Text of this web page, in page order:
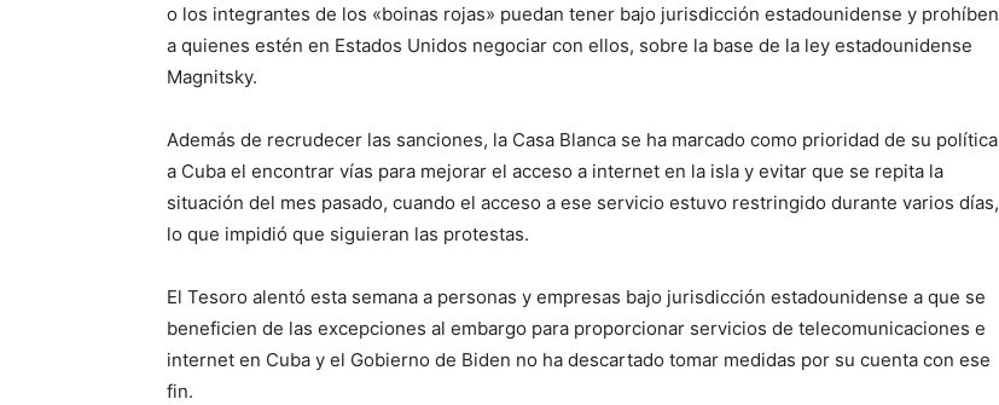
o los integrantes de los «boinas rojas» puedan tener bajo jurisdicción estadounidense y prohíben
a quienes estén en Estados Unidos negociar con ellos, sobre la base de la ley estadounidense
Magnitsky.
Además de recrudecer las sanciones, la Casa Blanca se ha marcado como prioridad de su política
a Cuba el encontrar vías para mejorar el acceso a internet en la isla y evitar que se repita la
situación del mes pasado, cuando el acceso a ese servicio estuvo restringido durante varios días,
lo que impidió que siguieran las protestas.
El Tesoro alentó esta semana a personas y empresas bajo jurisdicción estadounidense a que se
beneficien de las excepciones al embargo para proporcionar servicios de telecomunicaciones e
internet en Cuba y el Gobierno de Biden no ha descartado tomar medidas por su cuenta con ese
fin.